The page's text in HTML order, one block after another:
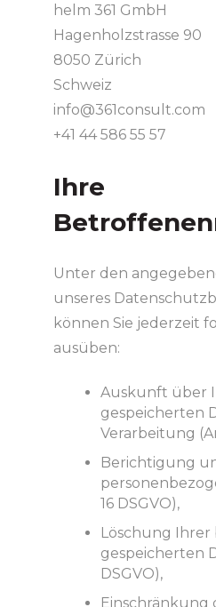
helm 361 GmbH
Hagenholzstrasse 90
8050 Zürich
Schweiz
info@361consult.com
+41 44 586 55 57
Ihre
Unter den
unseres
können Sie jederzeit
ausüben:
Auskunft über
gespeicherten
Verarbeitung
Berichtigung
16 DSGVO),
Löschung Ihrer
gespeicherten
DSGVO),
Einschränkung